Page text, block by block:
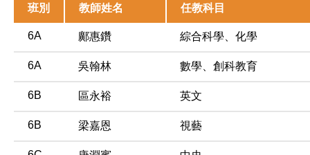
班別 教師姓名 任教科目
6A 鄺惠鑽 綜合科學、化學
6A 吳翰林 數學、創科教育
6B 區永裕 英文
6B 梁嘉恩 視藝